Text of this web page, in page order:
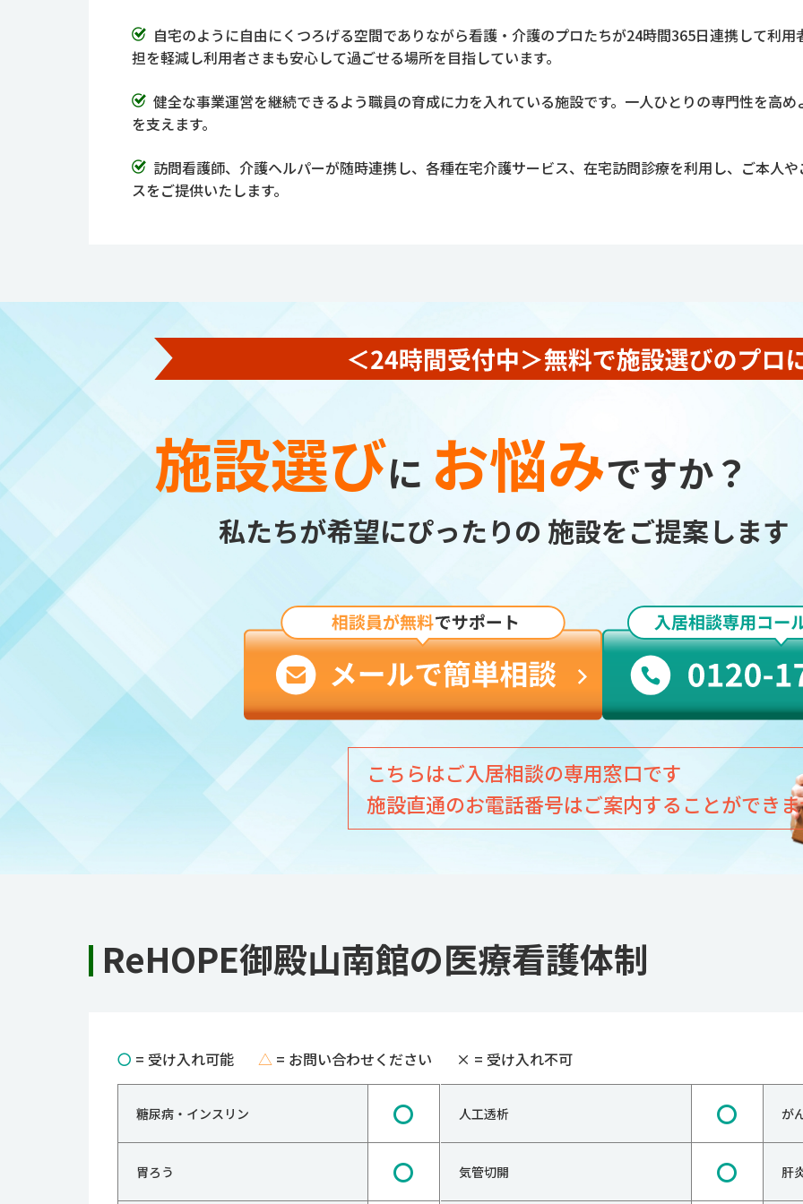
自宅のように自由にくつろげる空間でありながら看護・介護のプロたちが24時間365日連携して利
担を軽減し利用者さまも安心して過ごせる場所を目指しています。
健全な事業運営を継続できるよう職員の育成に力を入れている施設です。一人ひとりの専門性を高
を支えます。
訪問看護師、介護ヘルパーが随時連携し、各種在宅介護サービス、在宅訪問診療を利用し、ご本人
スをご提供いたします。
施設選びに お悩みですか？
私たちが希望にぴったりの 施設をご提案します
こちらはご入居相談の専用窓口です
施設直通のお電話番号はご案内することができ
ReHOPE御殿山南館の医療看護体制
〇 = 受け入れ可能 △= お問い合わせください × = 受け入れ不可
糖尿病・インスリン 〇
胃ろう 〇
人工透析 〇
気管切開 〇
が
肝